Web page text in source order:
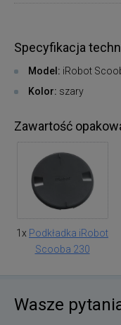
Specyfikacja
Model: iRobot
Kolor: szary
Zawartość
1x Podkładka iRobot
Scooba 230
Wasze